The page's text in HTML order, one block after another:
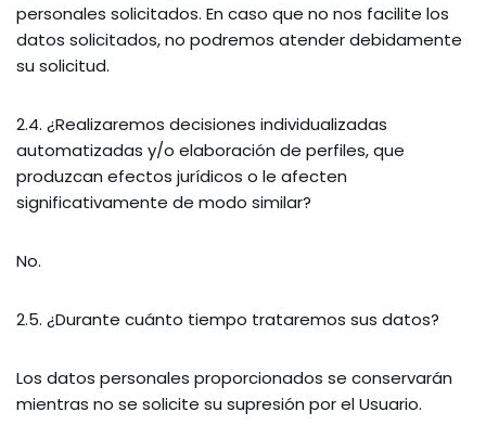
personales solicitados. En caso que no nos facilite los
datos solicitados, no podremos atender debidamente
su solicitud.
2.4. ¿Realizaremos decisiones individualizadas
automatizadas y/o elaboración de perfiles, que
produzcan efectos jurídicos o le afecten
significativamente de modo similar?
No.
2.5. ¿Durante cuánto tiempo trataremos sus datos?
Los datos personales proporcionados se conservarán
mientras no se solicite su supresión por el Usuario.